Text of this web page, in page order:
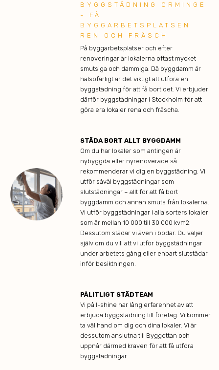
BYGGSTÄDNING ORMINGE
- FÅ
BYGGARBETSPLATSEN
REN OCH FRÄSCH
På byggarbetsplatser och efter
renoveringar är lokalerna oftast mycket
smutsiga och dammiga. Då byggdamm är
hälsofarligt är det viktigt att utföra en
byggstädning för att få bort det. Vi erbjuder
därför byggstädningar i Stockholm för att
göra era lokaler rena och fräscha.
STÄDA BORT ALLT BYGGDAMM
Om du har lokaler som antingen är
nybyggda eller nyrenoverade så
rekommenderar vi dig en byggstädning. Vi
utför såväl byggstädningar som
slutstädningar – allt för att få bort
byggdamm och annan smuts från lokalerna.
Vi utför byggstädningar i alla sorters lokaler
som är mellan 10 000 till 30 000 kvm2.
Dessutom städar vi även i bodar. Du väljer
själv om du vill att vi utför byggstädningar
under arbetets gång eller enbart slutstädar
inför besiktningen.
PÅLITLIGT STÄDTEAM
Vi på I-shine har lång erfarenhet av att
erbjuda byggstädning till företag. Vi kommer
ta väl hand om dig och dina lokaler. Vi är
dessutom anslutna till Byggettan och
uppnår därmed kraven för att få utföra
byggstädningar.